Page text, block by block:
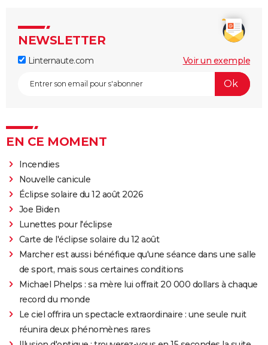
NEWSLETTER
Linternaute.com Voir un exemple
EN CE MOMENT
Incendies
Nouvelle canicule
Éclipse solaire du 12 août 2026
Joe Biden
Lunettes pour l'éclipse
Carte de l'éclipse solaire du 12 août
Marcher est aussi bénéfique qu'une séance dans une salle
de sport, mais sous certaines conditions
Michael Phelps : sa mère lui offrait 20 000 dollars à chaque
record du monde
Le ciel offrira un spectacle extraordinaire : une seule nuit
réunira deux phénomènes rares